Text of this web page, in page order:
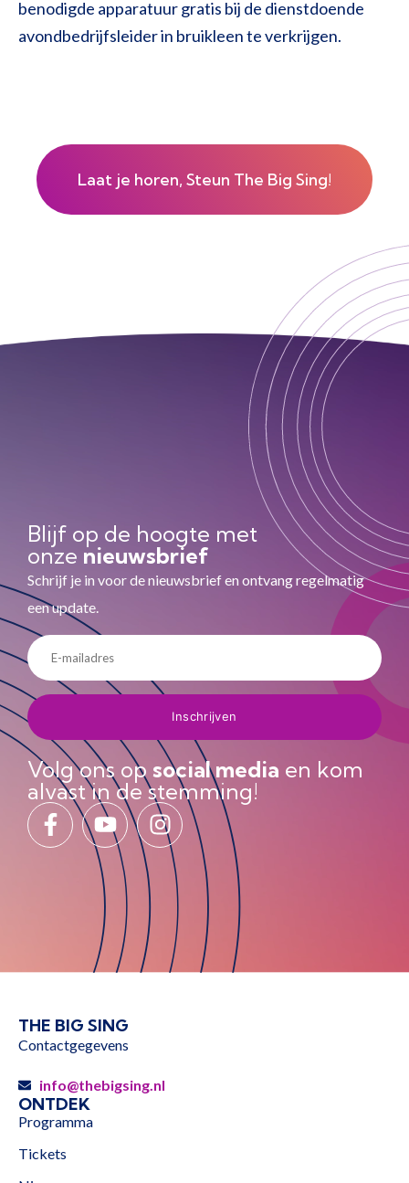
benodigde apparatuur gratis bij de dienstdoende
avondbedrijfsleider in bruikleen te verkrijgen.
Laat je horen, Steun The Big Sing!
Blijf op de hoogte met
onze nieuwsbrief
Schrijf je in voor de nieuwsbrief en ontvang regelmatig
een update.
Volg ons op social media en kom
alvast in de stemming!
THE BIG SING
Contactgegevens
info@thebigsing.nl
ONTDEK
Programma
Tickets